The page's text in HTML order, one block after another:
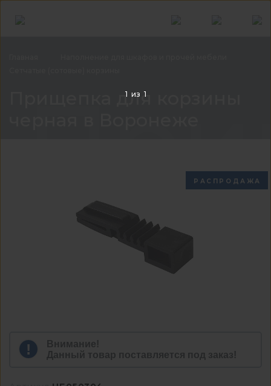
Прищепка для корзины
РАСПРОДАЖА
Внимание!
Данный товар поставляется под заказ!
1 из 1